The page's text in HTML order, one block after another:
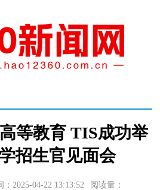
等教育 TIS成功举
招生官见面会
：2025-04-22 13:13:52 阅读量：